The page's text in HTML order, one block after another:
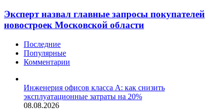
Эксперт назвал главные запросы покупателей
новостроек Московской области
Последние
Популярные
Комментарии
Инженерия офисов класса А: как снизить
эксплуатационные затраты на 20%
08.08.2026